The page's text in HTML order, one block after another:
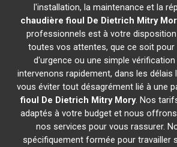
l'installation, la maintenance et la
chaudière fioul De Dietrich Mitry
professionnels est à votre
toutes vos attentes, que ce soit pour
d'urgence ou une simple vérification
intervenons rapidement, dans les
vous éviter tout désagrément lié à une
fioul De Dietrich Mitry Mory. Nos
adaptés à votre budget et nous
nos services pour vous rassurer.
spécifiquement formée pour travailler